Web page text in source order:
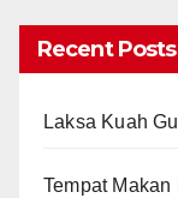
Recent Posts
Laksa Kuah
Tempat